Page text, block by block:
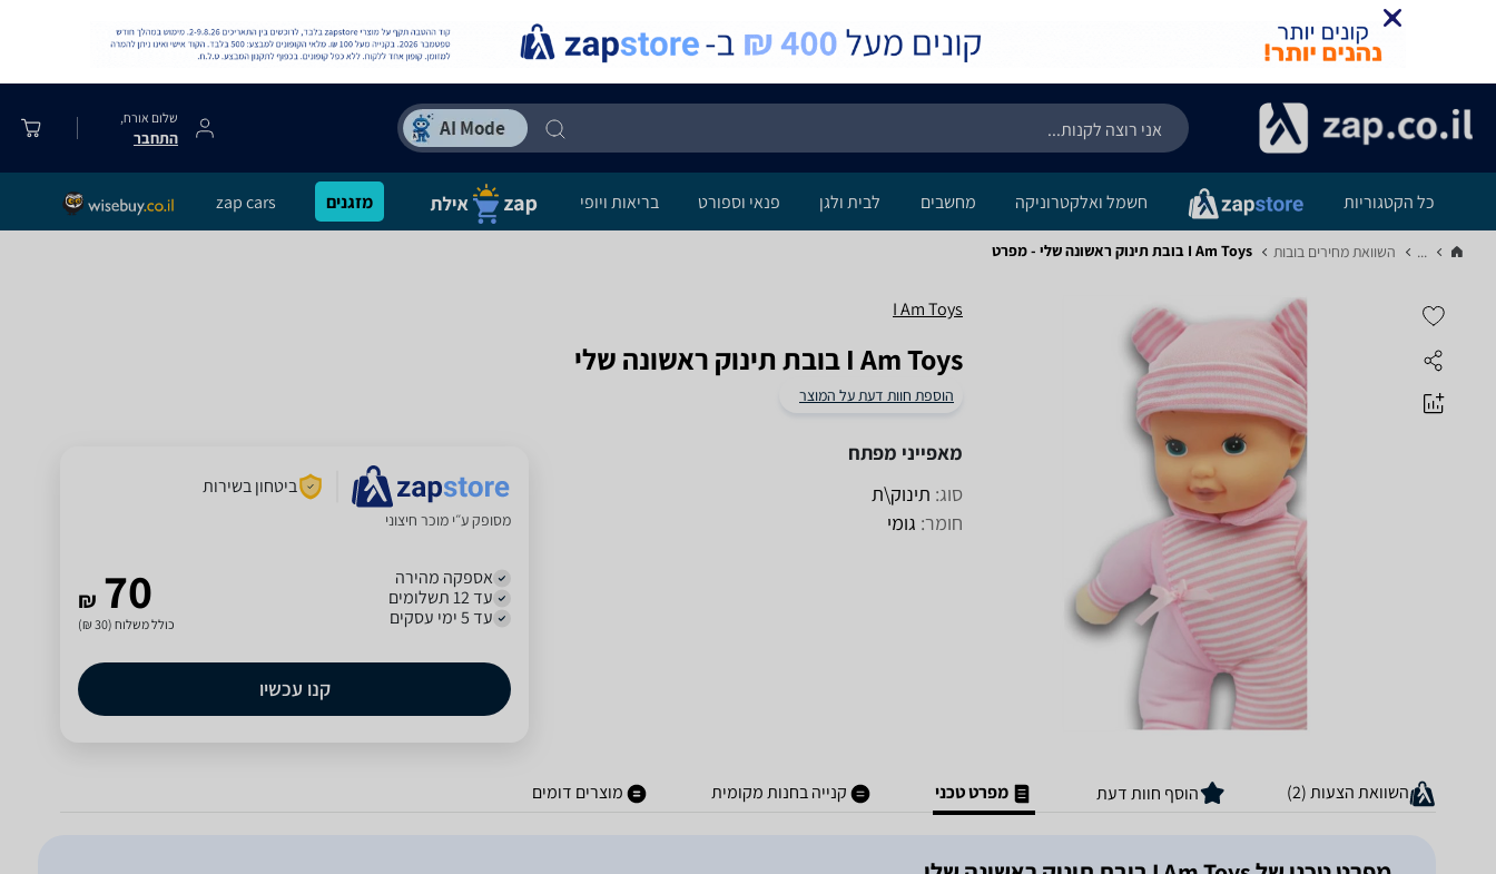
שלום אורח,
התחבר
כל הקטגוריות חשמל ואלקטרוניקה מחשבים לבית ולגן פנאי וספורט בריאות ויופי מזגנים zap cars
... השוואת מחירים בובות‏ I Am Toys בובת תינוק ראשונה שלי - מפרט
I Am Toys
I Am Toys בובת תינוק ראשונה שלי
הוספת חוות דעת על המוצר
מאפייני מפתח
סוג: תינוק\ת
חומר: גומי
ביטחון בשירות
מסופק ע״י מוכר חיצוני
אספקה מהירה
עד 12 תשלומים
עד 5 ימי עסקים
₪ 70
כולל משלוח (30 ₪)
קנו עכשיו
השוואת הצעות (2) הוסף חוות דעת מפרט טכני קנייה בחנות מקומית מוצרים דומים